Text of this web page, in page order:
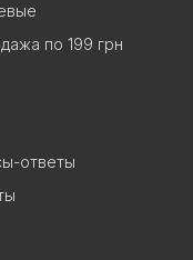
по 199 грн
ответы